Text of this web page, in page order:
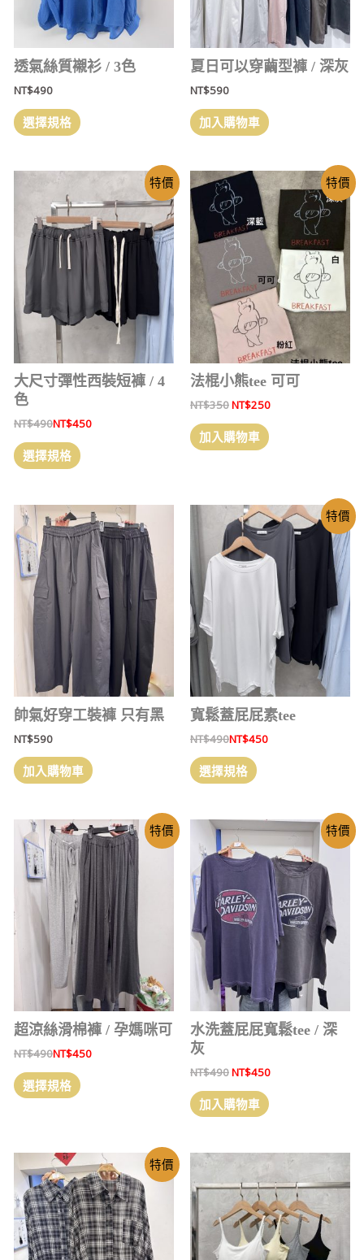
透氣絲質襯衫 / 3色
NT$490
選擇規格
夏日可以穿繭型褲 / 深灰
NT$590
加入購物車
特價
大尺寸彈性西裝短褲 / 4
色
NT$490NT$450
選擇規格
特價
法棍小熊tee 可可
NT$350NT$250
加入購物車
帥氣好穿工裝褲 只有黑
NT$590
加入購物車
特價
寬鬆蓋屁屁素tee
NT$490NT$450
選擇規格
特價
超涼絲滑棉褲 / 孕媽咪可
NT$490NT$450
選擇規格
特價
水洗蓋屁屁寬鬆tee / 深
灰
NT$490NT$450
加入購物車
特價